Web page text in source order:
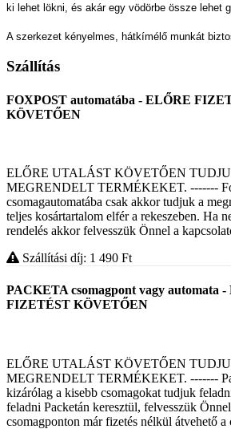
ki lehet lökni, és akár egy vödörbe össze lehet
A szerkezet kényelmes, hátkímélő munkát
Szállítás
FOXPOST automatába - ELŐRE
KÖVETŐEN
ELŐRE UTALÁST KÖVETŐEN
MEGRENDELT TERMÉKEKET. -------
csomagautomatába csak akkor tudjuk a
teljes kosártartalom elfér a rekeszeben. Ha
rendelés akkor felvesszük Önnel a
Szállítási díj: 1 490 Ft
PACKETA csomagpont vagy automata
FIZETÉST KÖVETŐEN
ELŐRE UTALÁST KÖVETŐEN
MEGRENDELT TERMÉKEKET. -------
kizárólag a kisebb csomagokat tudjuk
feladni Packetán keresztül, felvesszük
csomagponton már fizetés nélkül átvehető a